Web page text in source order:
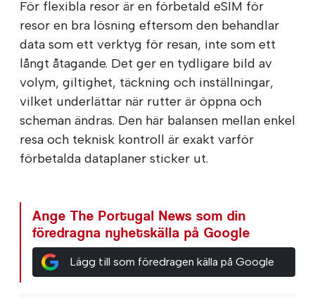
För flexibla resor är en förbetald eSIM för
resor en bra lösning eftersom den behandlar
data som ett verktyg för resan, inte som ett
långt åtagande. Det ger en tydligare bild av
volym, giltighet, täckning och inställningar,
vilket underlättar när rutter är öppna och
scheman ändras. Den här balansen mellan enkel
resa och teknisk kontroll är exakt varför
förbetalda dataplaner sticker ut.
Ange The Portugal News som din
föredragna nyhetskälla på Google
Lägg till som föredragen källa på Google